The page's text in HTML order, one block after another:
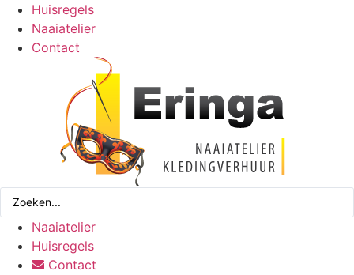
Huisregels
Naaiatelier
Contact
Search
Naaiatelier
Huisregels
Contact